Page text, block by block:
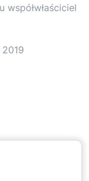
współwłaściciel